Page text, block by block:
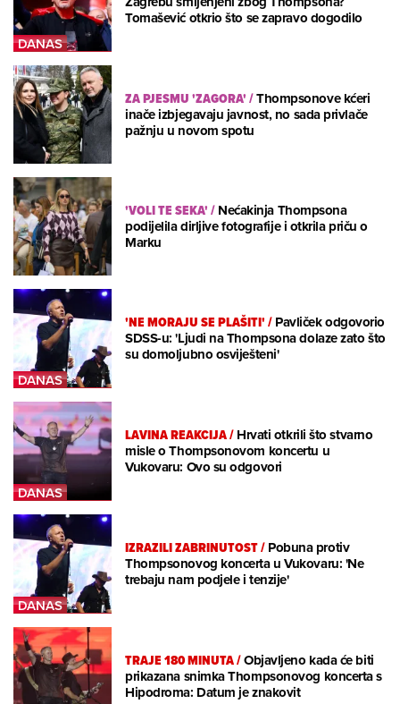
Tomašević otkrio što se zapravo dogodilo
ZA PJESMU 'ZAGORA'/Thompsonove kćeri
inače izbjegavaju javnost, no sada privlače
pažnju u novom spotu
'VOLI TE SEKA'/Nećakinja Thompsona
podijelila dirljive fotografije i otkrila priču o
Marku
'NE MORAJU SE PLAŠITI'/Pavliček odgovorio
SDSS-u: 'Ljudi na Thompsona dolaze zato što
su domoljubno osviješteni'
LAVINA REAKCIJA/Hrvati otkrili što stvarno
misle o Thompsonovom koncertu u
Vukovaru: Ovo su odgovori
IZRAZILI ZABRINUTOST/Pobuna protiv
Thompsonovog koncerta u Vukovaru: 'Ne
trebaju nam podjele i tenzije'
TRAJE 180 MINUTA/Objavljeno kada će biti
prikazana snimka Thompsonovog koncerta s
Hipodroma: Datum je znakovit